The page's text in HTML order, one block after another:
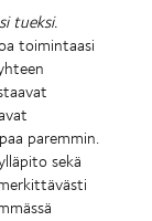
tueksi.
toimintaasi
paremmin.
sekä